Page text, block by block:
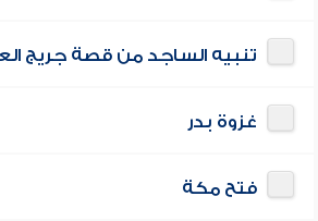
تنبيه الساجد من قصة جريج
غزوة بدر
فتح مكة